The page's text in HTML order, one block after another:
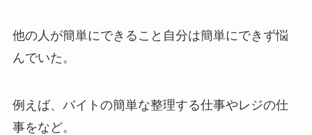
他の人が簡単にできること自分は簡単にできず悩
んでいた。
例えば、バイトの簡単な整理する仕事やレジの仕
事をなど。